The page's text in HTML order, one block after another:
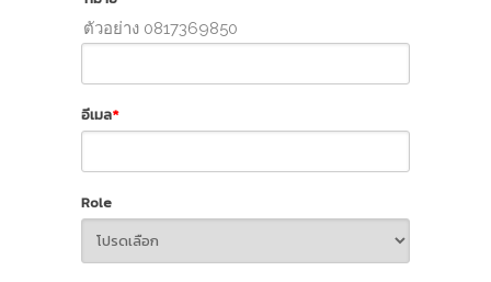
ตัวอย่าง 0817369850
อีเมล*
Role